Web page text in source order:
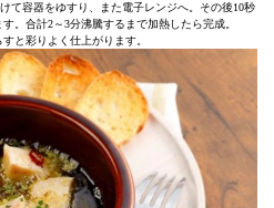
て容器をゆすり、また電子レンジへ。その後10秒
。合計2～3分沸騰するまで加熱したら完成。
と彩りよく仕上がります。